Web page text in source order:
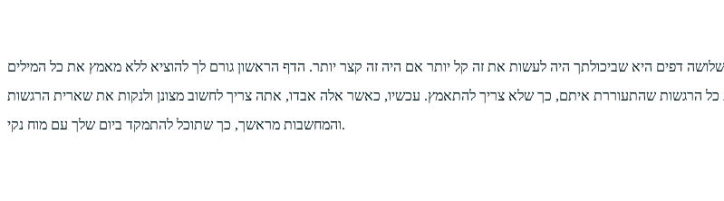
דפים היא שביכולתך היה לעשות את זה קל יותר אם היה זה קצר יותר. הדף הראשון גורם לך להוציא ללא מאמץ את כל המילים
הרגשות שהתעוררת איתם, כך שלא צריך להתאמץ. עכשיו, כאשר אלה אבדו, אתה צריך לחשוב מצונן ולנקות את שארית הרגשות
והמחשבות מראשך, כך שתוכל להתמקד ביום שלך עם מוח נקי.